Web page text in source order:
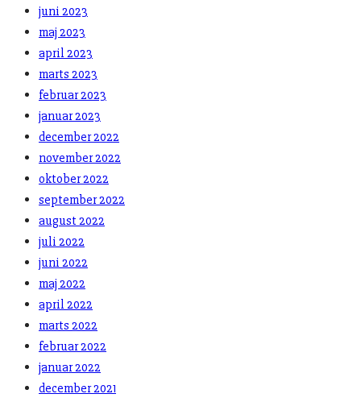
juni 2023
maj 2023
april 2023
marts 2023
februar 2023
januar 2023
december 2022
november 2022
oktober 2022
september 2022
august 2022
juli 2022
juni 2022
maj 2022
april 2022
marts 2022
februar 2022
januar 2022
december 2021